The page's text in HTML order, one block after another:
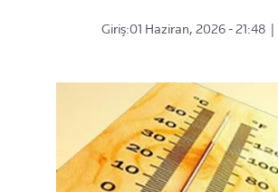
Giriş:01 Haziran, 2026 - 21:48